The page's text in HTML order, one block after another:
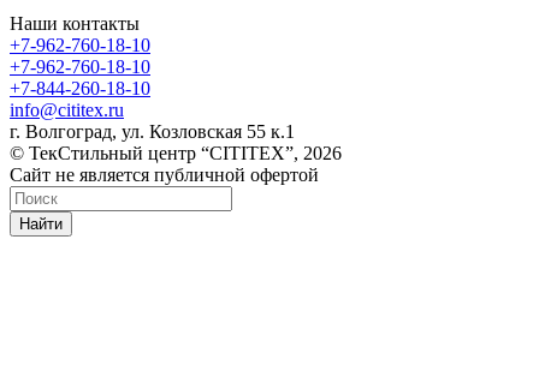
Наши контакты
+7-962-760-18-10
+7-962-760-18-10
+7-844-260-18-10
info@cititex.ru
г. Волгоград, ул. Козловская 55 к.1
© ТекСтильный центр “CITITEX”, 2026
Сайт не является публичной офертой
Найти